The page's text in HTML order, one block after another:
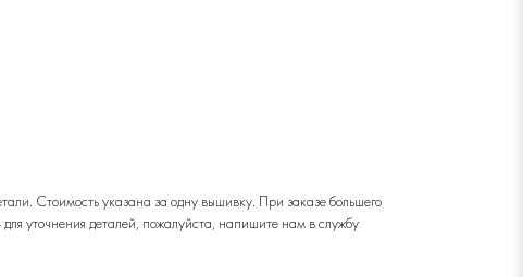
Стоимость указана за одну вышивку. При заказе большего
уточнения деталей, пожалуйста, напишите нам в службу